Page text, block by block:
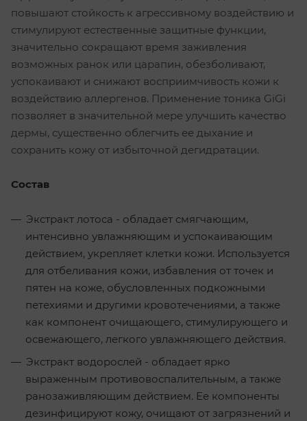
повышают стойкость к агрессивному воздействию и
стимулируют естественные защитные функции,
значительно сокращают время заживления
возможных ранок или царапин, обезболивают,
успокаивают и снижают восприимчивость кожи к
воздействию аллергенов. Применение тоника GiGi
позволяет в значительной мере улучшить качество
дермы, существенно облегчить ее дыхание и
сохранить кожу от избыточной дегидратации.
Состав
Экстракт лотоса - обладает смягчающим,
интенсивно увлажняющим и успокаивающим
действием, укрепляет клетки кожи. Используется
для отбеливания кожи, избавления от точек и
пятен на коже, обусловленных подкожными
петехиями и другими кровотечениями, а также
как компонент очищающего, стимулирующего и
освежающего, легкого увлажняющего действия.
Экстракт водорослей - обладает ярко
выраженным противовоспалительным, а также
ранозаживляющим действием. Ее компоненты
дезинфицируют кожу, очищают от загрязнений и